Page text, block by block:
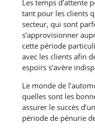
Les temps d’attente
tant pour les clients
secteur, qui sont
s’approvisionner
cette période
avec les clients afin
espoirs s’avère
Le monde de
quelles sont les
assurer le succès
période de pénurie